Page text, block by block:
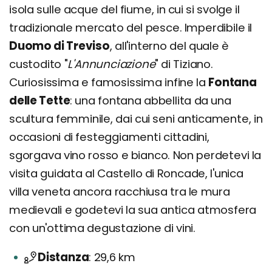
isola sulle acque del fiume, in cui si svolge il
tradizionale mercato del pesce. Imperdibile il
Duomo di Treviso, all'interno del quale è
custodito "L'Annunciazione" di Tiziano.
Curiosissima e famosissima infine la Fontana
delle Tette: una fontana abbellita da una
scultura femminile, dai cui seni anticamente, in
occasioni di festeggiamenti cittadini,
sgorgava vino rosso e bianco. Non perdetevi la
visita guidata al Castello di Roncade, l'unica
villa veneta ancora racchiusa tra le mura
medievali e godetevi la sua antica atmosfera
con un'ottima degustazione di vini.
Distanza 29,6 km